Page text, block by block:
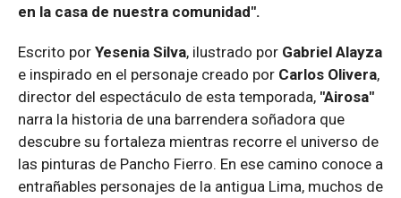
en la casa de nuestra comunidad".
Escrito por Yesenia Silva, ilustrado por Gabriel Alayza
e inspirado en el personaje creado por Carlos Olivera,
director del espectáculo de esta temporada, "Airosa"
narra la historia de una barrendera soñadora que
descubre su fortaleza mientras recorre el universo de
las pinturas de Pancho Fierro. En ese camino conoce a
entrañables personajes de la antigua Lima, muchos de